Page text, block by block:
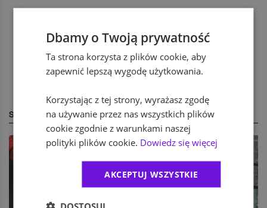
STREFA EKSPERTA
Dbamy o Twoją prywatność
Ta strona korzysta z plików cookie, aby
zapewnić lepszą wygodę użytkowania.
Korzystając z tej strony, wyrażasz zgodę
na używanie przez nas wszystkich plików
cookie zgodnie z warunkami naszej
polityki plików cookie. Dowiedz się więcej
AKCEPTUJ WSZYSTKIE
DOSTOSUJ